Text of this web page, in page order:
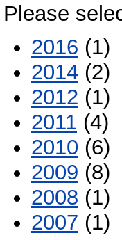
Please
2016 (1)
2014 (2)
2012 (1)
2011 (4)
2010 (6)
2009 (8)
2008 (1)
2007 (1)